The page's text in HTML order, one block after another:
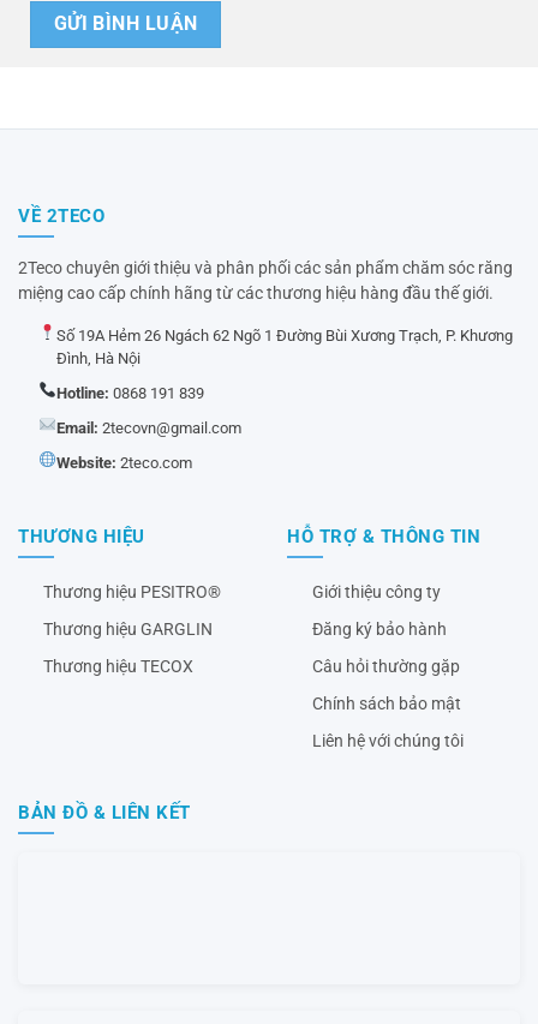
VỀ 2TECO
2Teco chuyên giới thiệu và phân phối các sản phẩm chăm sóc răng
miệng cao cấp chính hãng từ các thương hiệu hàng đầu thế giới.
Số 19A Hẻm 26 Ngách 62 Ngõ 1 Đường Bùi Xương Trạch, P. Khương
Đình, Hà Nội
Hotline: 0868 191 839
Email: 2tecovn@gmail.com
Website: 2teco.com
THƯƠNG HIỆU
Thương hiệu PESITRO®
Thương hiệu GARGLIN
Thương hiệu TECOX
HỖ TRỢ & THÔNG TIN
Giới thiệu công ty
Đăng ký bảo hành
Câu hỏi thường gặp
Chính sách bảo mật
Liên hệ với chúng tôi
BẢN ĐỒ & LIÊN KẾT